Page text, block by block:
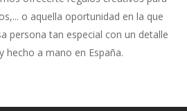
o aquella oportunidad en la que
persona tan especial con un detalle
hecho a mano en España.